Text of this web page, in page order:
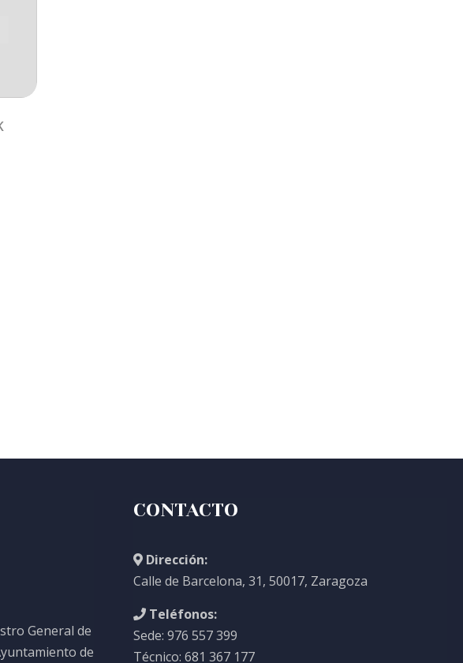
General de
de
CONTACTO
Dirección:
Calle de Barcelona, 31, 50017, Zaragoza
Teléfonos:
Sede: 976 557 399
Técnico: 681 367 177